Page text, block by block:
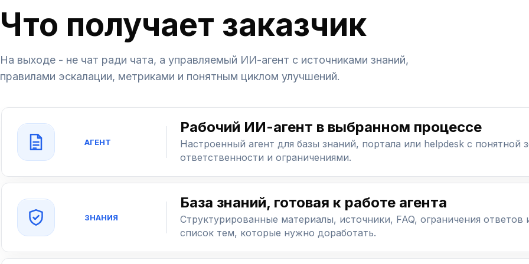
Что получает заказчик
На выходе - не чат ради чата, а управляемый ИИ-агент с источниками знаний,
правилами эскалации, метриками и понятным циклом улучшений.
АГЕНТ
Рабочий ИИ-агент в выбранном процессе
Настроенный агент для базы знаний, портала или helpdesk с понятной
ответственности и ограничениями.
ЗНАНИЯ
База знаний, готовая к работе агента
Структурированные материалы, источники, FAQ, ограничения ответов
список тем, которые нужно доработать.